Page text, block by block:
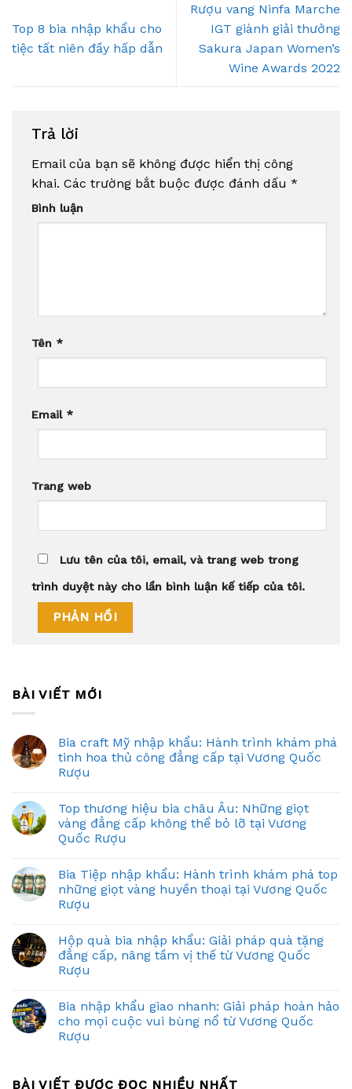
Top 8 bia nhập khẩu cho
tiệc tất niên đầy hấp dẫn
Rượu vang Ninfa Marche
IGT giành giải thưởng
Sakura Japan Women’s
Wine Awards 2022
Trả lời
Email của bạn sẽ không được hiển thị công
khai. Các trường bắt buộc được đánh dấu *
Bình luận
Tên *
Email *
Trang web
Lưu tên của tôi, email, và trang web trong
trình duyệt này cho lần bình luận kế tiếp của tôi.
BÀI VIẾT MỚI
Bia craft Mỹ nhập khẩu: Hành trình khám phá
tinh hoa thủ công đẳng cấp tại Vương Quốc
Rượu
Top thương hiệu bia châu Âu: Những giọt
vàng đẳng cấp không thể bỏ lỡ tại Vương
Quốc Rượu
Bia Tiệp nhập khẩu: Hành trình khám phá top
những giọt vàng huyền thoại tại Vương Quốc
Rượu
Hộp quà bia nhập khẩu: Giải pháp quà tặng
đẳng cấp, nâng tầm vị thế từ Vương Quốc
Rượu
Bia nhập khẩu giao nhanh: Giải pháp hoàn hảo
cho mọi cuộc vui bùng nổ từ Vương Quốc
Rượu
BÀI VIẾT ĐƯỢC ĐỌC NHIỀU NHẤT